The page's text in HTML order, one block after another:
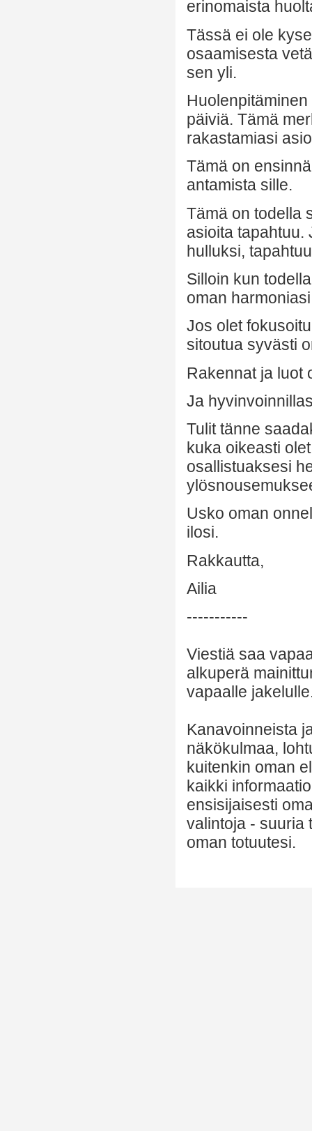
erinomaista
Tässä ei ole
osaamisesta
sen yli.
päiviä. Tämä
rakastamiasi
Tämä on
antamista sille.
Tämä on todella
asioita tapahtuu.
hulluksi,
Silloin kun
oman
Jos olet
sitoutua syvästi
Rakennat ja luot
Ja
Tulit tänne
kuka oikeasti
osallistuaksesi
Usko oman
ilosi.
Rakkautta,
Ailia
-----------
Viestiä saa
alkuperä
vapaalle
Kanavoinneista
näkökulmaa,
kuitenkin oman
kaikki
ensisijaisesti
valintoja - suuria
oman totuutesi.